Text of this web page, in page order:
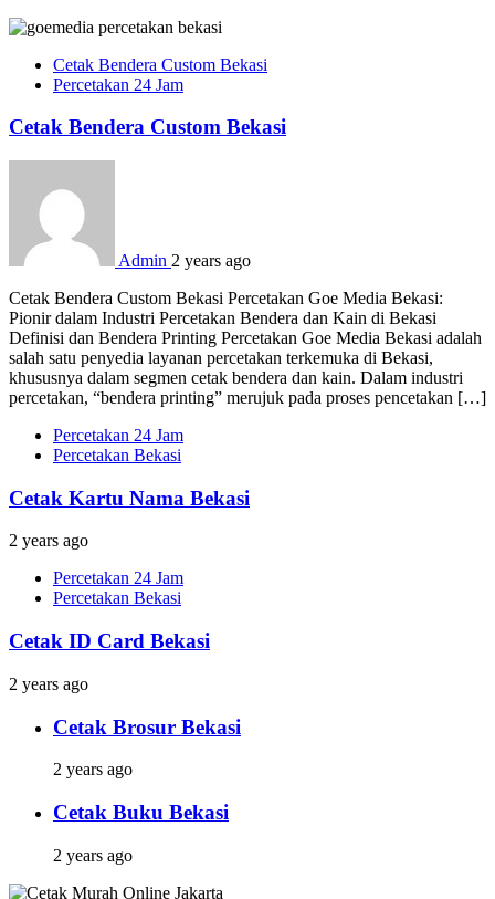
Cetak Bendera Custom Bekasi
Percetakan 24 Jam
Cetak Bendera Custom Bekasi
Admin 2 years ago
Cetak Bendera Custom Bekasi Percetakan Goe Media Bekasi:
Pionir dalam Industri Percetakan Bendera dan Kain di Bekasi
Definisi dan Bendera Printing Percetakan Goe Media Bekasi adalah
salah satu penyedia layanan percetakan terkemuka di Bekasi,
khususnya dalam segmen cetak bendera dan kain. Dalam industri
percetakan, “bendera printing” merujuk pada proses pencetakan […]
Percetakan 24 Jam
Percetakan Bekasi
Cetak Kartu Nama Bekasi
2 years ago
Percetakan 24 Jam
Percetakan Bekasi
Cetak ID Card Bekasi
2 years ago
Cetak Brosur Bekasi
2 years ago
Cetak Buku Bekasi
2 years ago